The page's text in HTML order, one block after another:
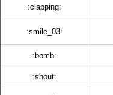
:clapping:
:smile_03:
:bomb:
:shout: